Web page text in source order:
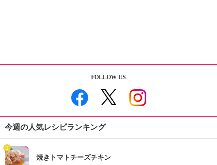
FOLLOW US
今週の人気レシピランキング
1
焼きトマトチーズチキン